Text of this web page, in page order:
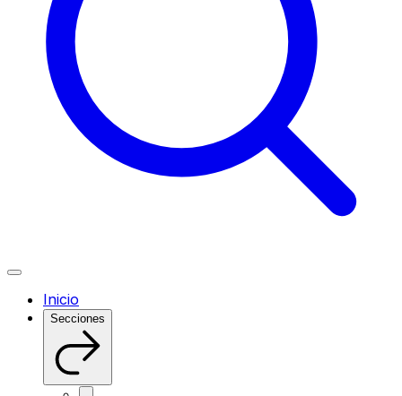
Inicio
Secciones